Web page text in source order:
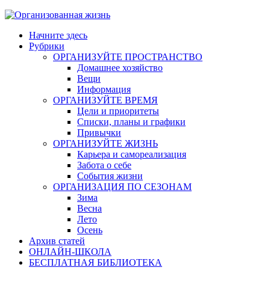
Начните здесь
Рубрики
ОРГАНИЗУЙТЕ ПРОСТРАНСТВО
Домашнее хозяйство
Вещи
Информация
ОРГАНИЗУЙТЕ ВРЕМЯ
Цели и приоритеты
Списки, планы и графики
Привычки
ОРГАНИЗУЙТЕ ЖИЗНЬ
Карьера и самореализация
Забота о себе
События жизни
ОРГАНИЗАЦИЯ ПО СЕЗОНАМ
Зима
Весна
Лето
Осень
Архив статей
ОНЛАЙН-ШКОЛА
БЕСПЛАТНАЯ БИБЛИОТЕКА